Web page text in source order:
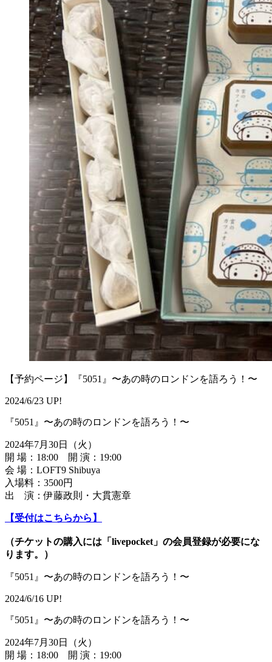
【予約ページ】『5051』〜あの時のロンドンを語ろう！〜
2024/6/23 UP!
『5051』〜あの時のロンドンを語ろう！〜
2024年7月30日（火）
開 場：18:00 開 演：19:00
会 場：LOFT9 Shibuya
入場料：3500円
出 演：伊藤政則・大貫憲章
【受付はこちらから】
（チケットの購入には「livepocket」の会員登録が必要にな
ります。）
『5051』〜あの時のロンドンを語ろう！〜
2024/6/16 UP!
『5051』〜あの時のロンドンを語ろう！〜
2024年7月30日（火）
開 場：18:00 開 演：19:00